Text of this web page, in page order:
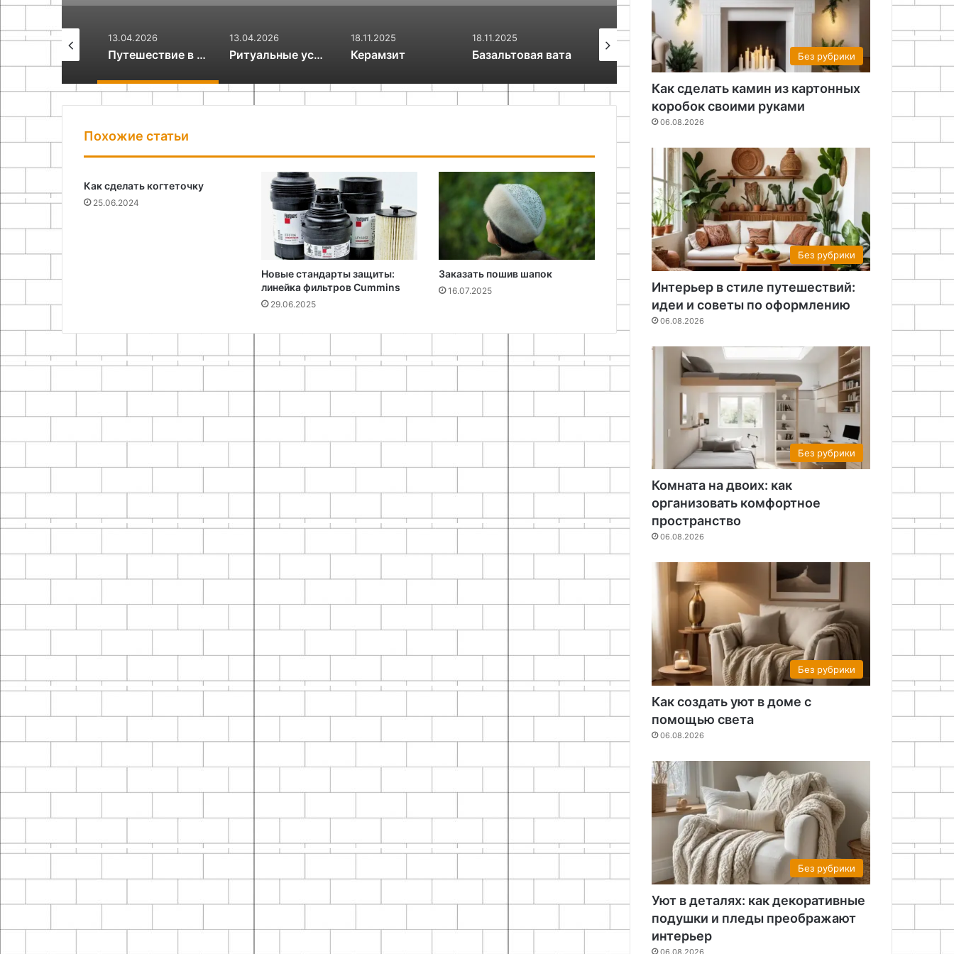
13.04.2026
Путешествие в Венесуэлу: яркая природа, океан и контрасты Южной Америки
13.04.2026
Ритуальные услуги: что важно знать и как устроена организация прощания
18.11.2025
Керамзит
18.11.2025
Базальтовая вата Как обработать древесину подручными средствами с минимальными затратами
16.09.2025
Похожие статьи
Как сделать когтеточку
25.06.2024
Новые стандарты защиты:
линейка фильтров Cummins
29.06.2025
Заказать пошив шапок
16.07.2025
Без рубрики
Как сделать камин из картонных
коробок своими руками
06.08.2026
Без рубрики
Интерьер в стиле путешествий:
идеи и советы по оформлению
06.08.2026
Без рубрики
Комната на двоих: как
организовать комфортное
пространство
06.08.2026
Без рубрики
Как создать уют в доме с
помощью света
06.08.2026
Без рубрики
Уют в деталях: как декоративные
подушки и пледы преображают
интерьер
06.08.2026